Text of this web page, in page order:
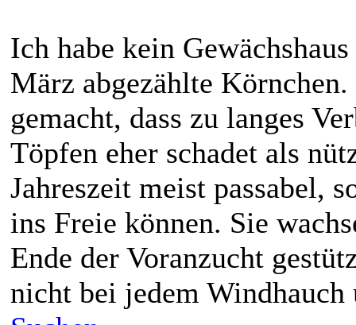
Ich habe kein
März abgezählte
gemacht, dass zu langes
Töpfen eher schadet als
Jahreszeit meist passabel,
ins Freie können. Sie
Ende der Voranzucht
nicht bei jedem Windhauch